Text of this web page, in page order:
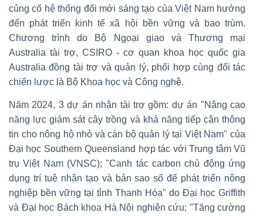
củng cố hệ thống đổi mới sáng tạo của Việt Nam hướng
đến phát triển kinh tế xã hội bền vững và bao trùm.
Chương trình do Bộ Ngoại giao và Thương mại
Australia tài trợ, CSIRO - cơ quan khoa học quốc gia
Australia đồng tài trợ và quản lý, phối hợp cùng đối tác
chiến lược là Bộ Khoa học và Công nghệ.
Năm 2024, 3 dự án nhận tài trợ gồm: dự án "Nâng cao
năng lực giám sát cây trồng và khả năng tiếp cận thông
tin cho nông hộ nhỏ và cán bộ quản lý tại Việt Nam" của
Đại học Southern Queensland hợp tác với Trung tâm Vũ
trụ Việt Nam (VNSC); "Canh tác carbon chủ động ứng
dụng trí tuệ nhân tạo và bản sao số để phát triển nông
nghiệp bền vững tại tỉnh Thanh Hóa" do Đại học Griffith
và Đại học Bách khoa Hà Nội nghiên cứu; "Tăng cường